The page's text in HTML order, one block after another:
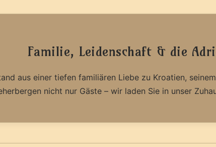
Familie, Leidenschaft & die
aus einer tiefen familiären Liebe zu Kroatien,
nicht nur Gäste – wir laden Sie in unser